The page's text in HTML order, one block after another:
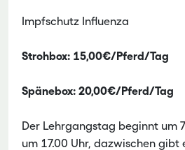
Impfschutz Influenza
Strohbox: 15,00€/Pferd/Tag
Spänebox: 20,00€/Pferd/Tag
Der Lehrgangstag beginnt um
um 17.00 Uhr, dazwischen gibt